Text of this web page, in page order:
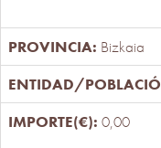
Bizkaia
0,00